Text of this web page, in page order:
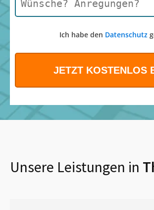
Ich habe den Datenschutz
Unsere Leistungen in